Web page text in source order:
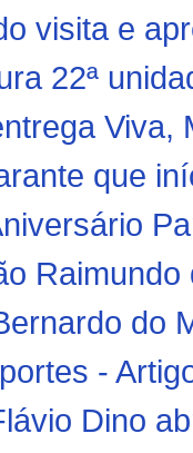
visita e
22ª
Viva,
que
do
-
Dino